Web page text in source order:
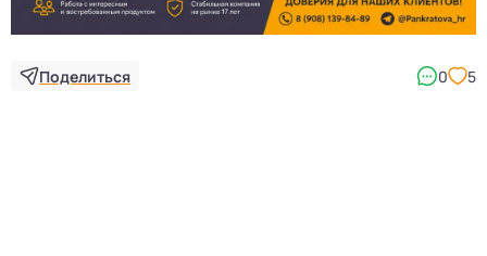
Поделиться 0 5